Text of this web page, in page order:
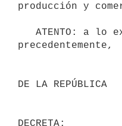
producción y
precedentemente,
DE LA REPÚBLICA
DECRETA: